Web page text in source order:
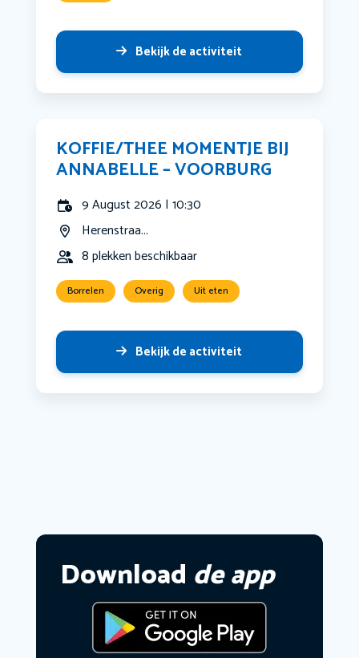
Bekijk de activiteit
KOFFIE/THEE MOMENTJE BIJ
ANNABELLE – VOORBURG
9 August 2026 | 10:30
Herenstraa...
8 plekken beschikbaar
Borrelen Overig Uit eten
Bekijk de activiteit
Download de app